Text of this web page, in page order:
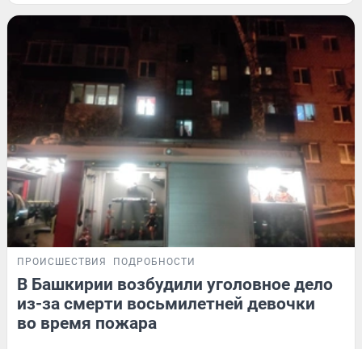
ПРОИСШЕСТВИЯ ПОДРОБНОСТИ
В Башкирии возбудили уголовное дело
из-за смерти восьмилетней девочки
во время пожара